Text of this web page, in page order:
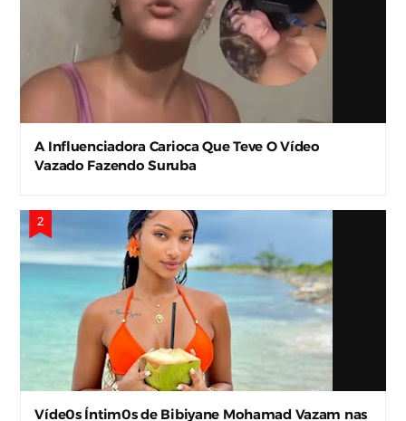
A Influenciadora Carioca Que Teve O Vídeo
Vazado Fazendo Suruba
Víde0s Íntim0s de Bibiyane Mohamad Vazam nas